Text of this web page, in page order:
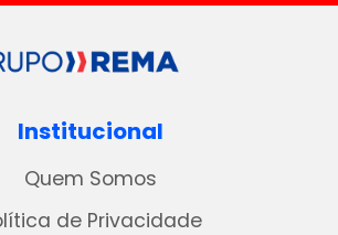
Institucional
Quem Somos
de Privacidade